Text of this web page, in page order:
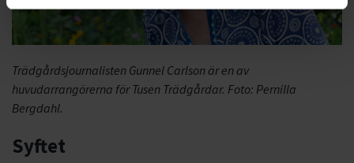
Trädgårdsjournalisten Gunnel Carlson är en av
huvudarrangörerna för Tusen Trädgårdar. Foto: Pernilla
Bergdahl.
Syftet